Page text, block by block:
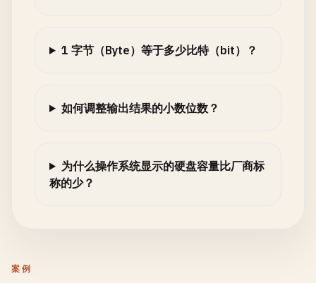
1 字节（Byte）等于多少比特（bit）？
如何调整输出结果的小数位数？
为什么操作系统显示的硬盘容量比厂商标
称的少？
案例